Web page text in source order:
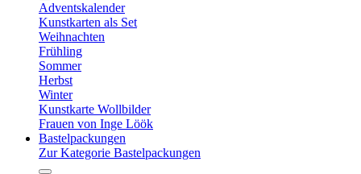
Adventskalender
Kunstkarten als Set
Weihnachten
Frühling
Sommer
Herbst
Winter
Kunstkarte Wollbilder
Frauen von Inge Löök
Bastelpackungen
Zur Kategorie Bastelpackungen